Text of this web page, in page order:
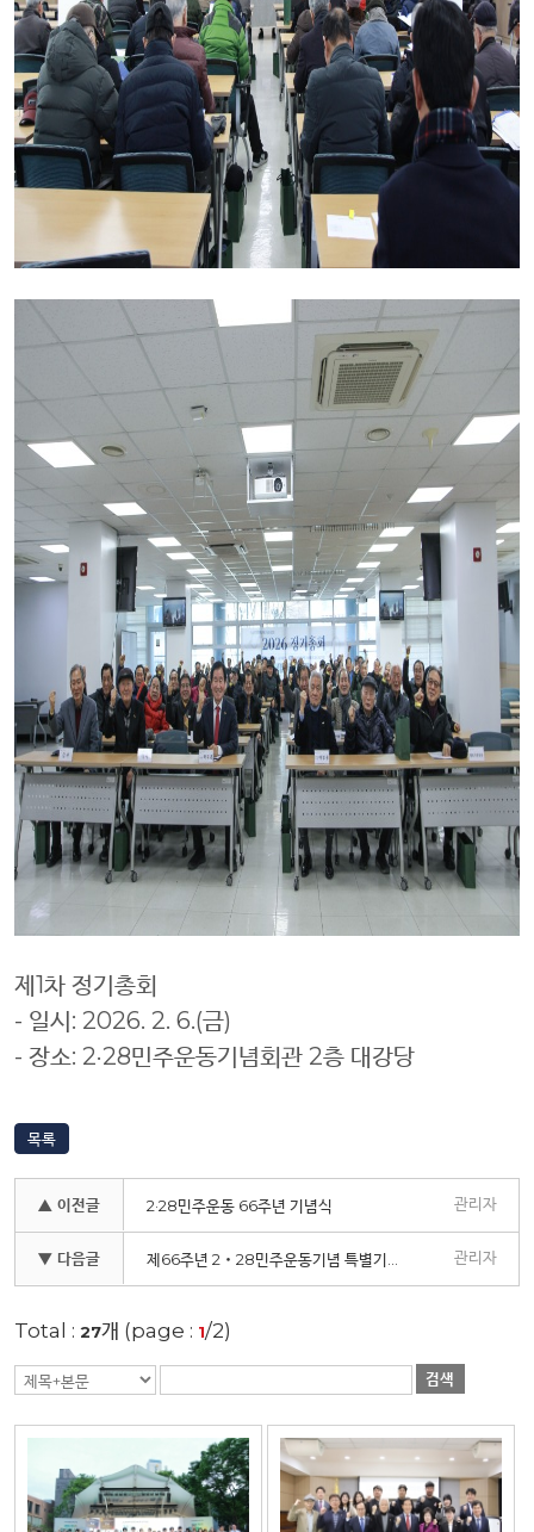
제1차 정기총회
- 일시: 2026. 2. 6.(금)
- 장소: 2·28민주운동기념회관 2층 대강당
목록
▲ 이전글 2·28민주운동 66주년 기념식 관리자
▼ 다음글 관리자
Total : 27개 (page : 1/2)
검색